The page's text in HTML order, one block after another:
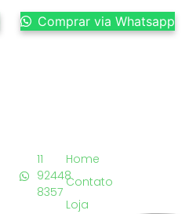
Comprar via Whatsapp
Home
Contato
Loja
11
92448
8357